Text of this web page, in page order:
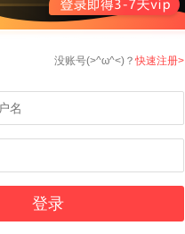
没账号(>^ω^<)？快速注册>
登录